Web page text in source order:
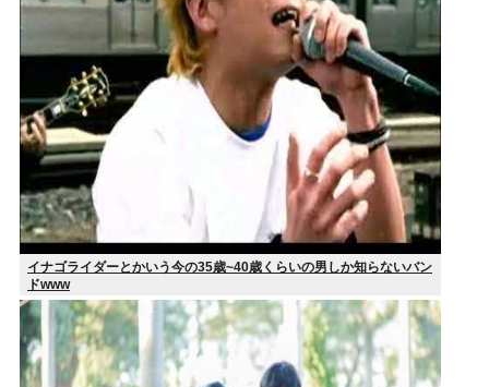
イナゴライダーとかいう今の35歳~40歳くらいの男しか知らないバン
ドwww